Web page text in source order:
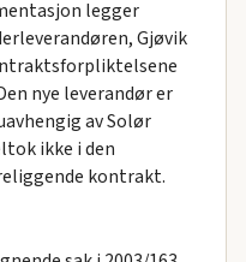
legger
Gjøvik
nye leverandør er
av Solør
ikke i den
kontrakt.